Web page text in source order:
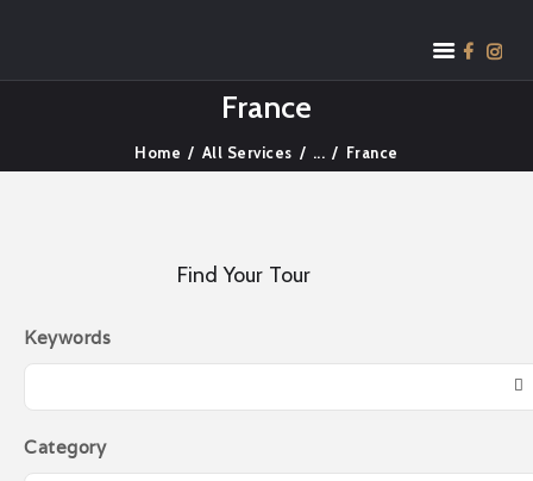
France
Home All Services ... France
Find Your Tour
Keywords
Category
SRIJAYA HOLIDAY
Tour Specialist
HOME
DESTINATION